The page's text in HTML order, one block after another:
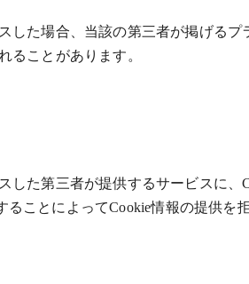
した場合、当該の第三者が掲げる
ることがあります。
た第三者が提供するサービスに
ことによってCookie情報の提供を